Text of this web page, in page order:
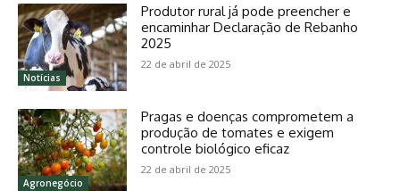
Notícias
Produtor rural já pode preencher e
encaminhar Declaração de Rebanho
2025
22 de abril de 2025
Agronegócio
Pragas e doenças comprometem a
produção de tomates e exigem
controle biológico eficaz
22 de abril de 2025